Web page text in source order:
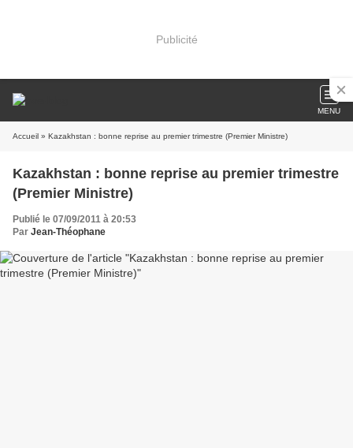
Publicité
MENU
Accueil » Kazakhstan : bonne reprise au premier trimestre (Premier Ministre)
Kazakhstan : bonne reprise au premier trimestre
(Premier Ministre)
Publié le 07/09/2011 à 20:53
Par Jean-Théophane